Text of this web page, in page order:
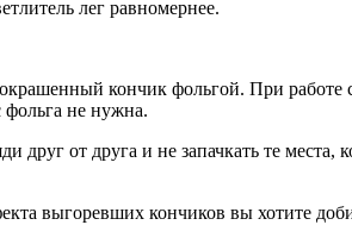
лег равномернее.
кончик фольгой. При
фольга не нужна.
от друга и не запачкать те места,
выгоревших кончиков вы хотите